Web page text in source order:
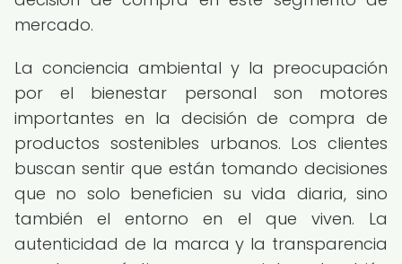
mercado.
La conciencia ambiental y la preocupación
por el bienestar personal son motores
importantes en la decisión de compra de
productos sostenibles urbanos. Los clientes
buscan sentir que están tomando decisiones
que no solo beneficien su vida diaria, sino
también el entorno en el que viven. La
autenticidad de la marca y la transparencia